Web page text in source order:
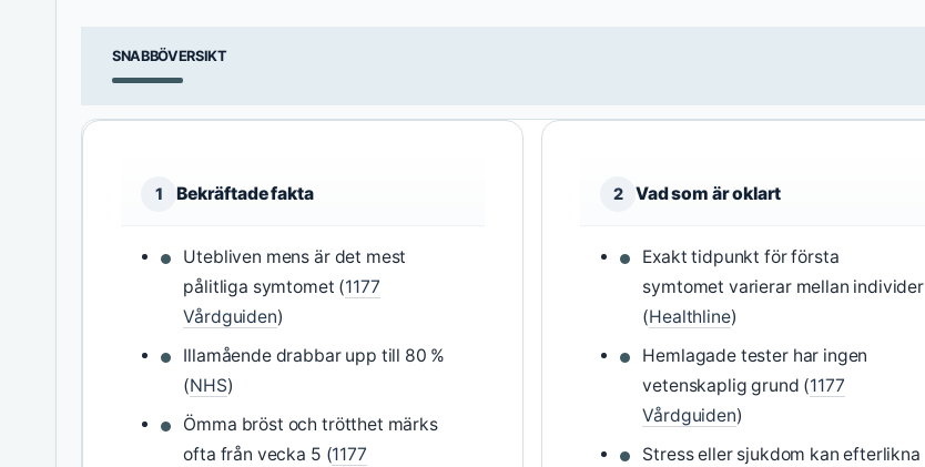
SNABBÖVERSIKT
1 Bekräftade fakta
Utebliven mens är det mest
pålitliga symtomet (1177
Vårdguiden)
Illamående drabbar upp till 80 %
(NHS)
Ömma bröst och trötthet märks
ofta från vecka 5 (1177
2 Vad som är oklart
Exakt tidpunkt för första
symtomet varierar mellan individer
(Healthline)
Hemlagade tester har ingen
vetenskaplig grund (1177
Vårdguiden)
Stress eller sjukdom kan efterlikna